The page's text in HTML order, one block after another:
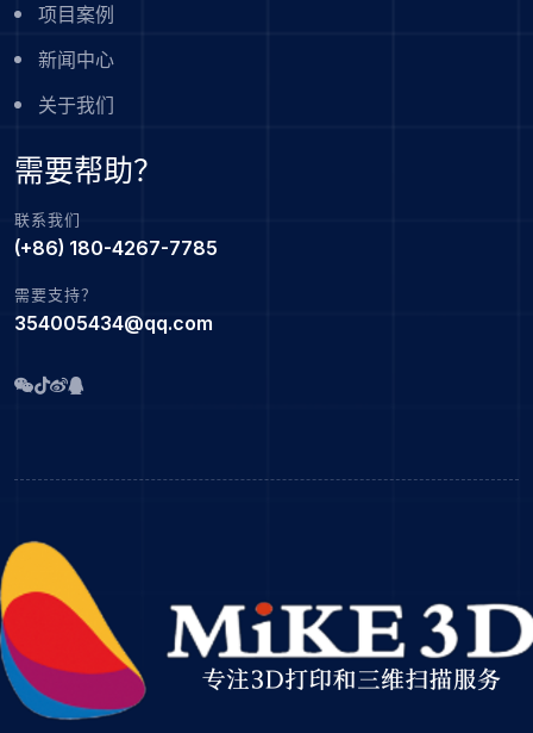
项目案例
新闻中心
关于我们
需要帮助？
联系我们
(+86) 180-4267-7785
需要支持？
354005434@qq.com